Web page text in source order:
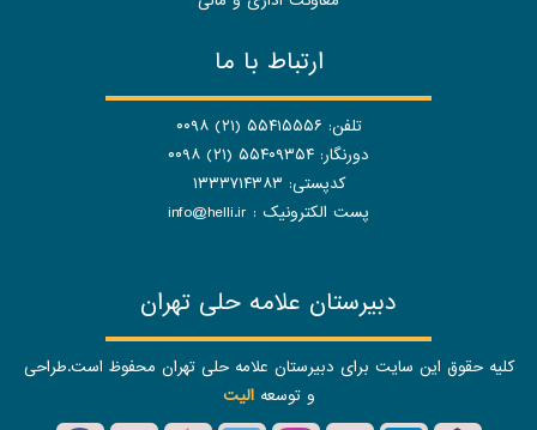
ارتباط با ما
تلفن: ۵۵۴۱۵۵۵۶ (۲۱) ۰۰۹۸
دورنگار: ۵۵۴۰۹۳۵۴ (۲۱) ۰۰۹۸
کدپستی: ۱۳۳۳۷۱۴۳۸۳
پست الکترونیک : info@helli.ir
دبیرستان علامه حلی تهران
کلیه حقوق این سایت برای دبیرستان علامه حلی تهران محفوظ است.طراحی
و توسعهالیت